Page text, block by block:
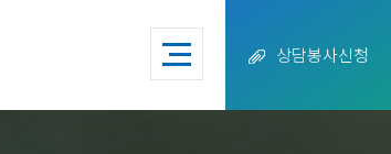
상담봉사신청